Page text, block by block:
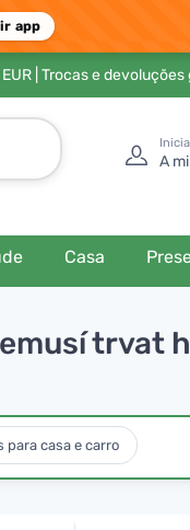
app
| Trocas e
A
Casa
trvat
para casa e carro